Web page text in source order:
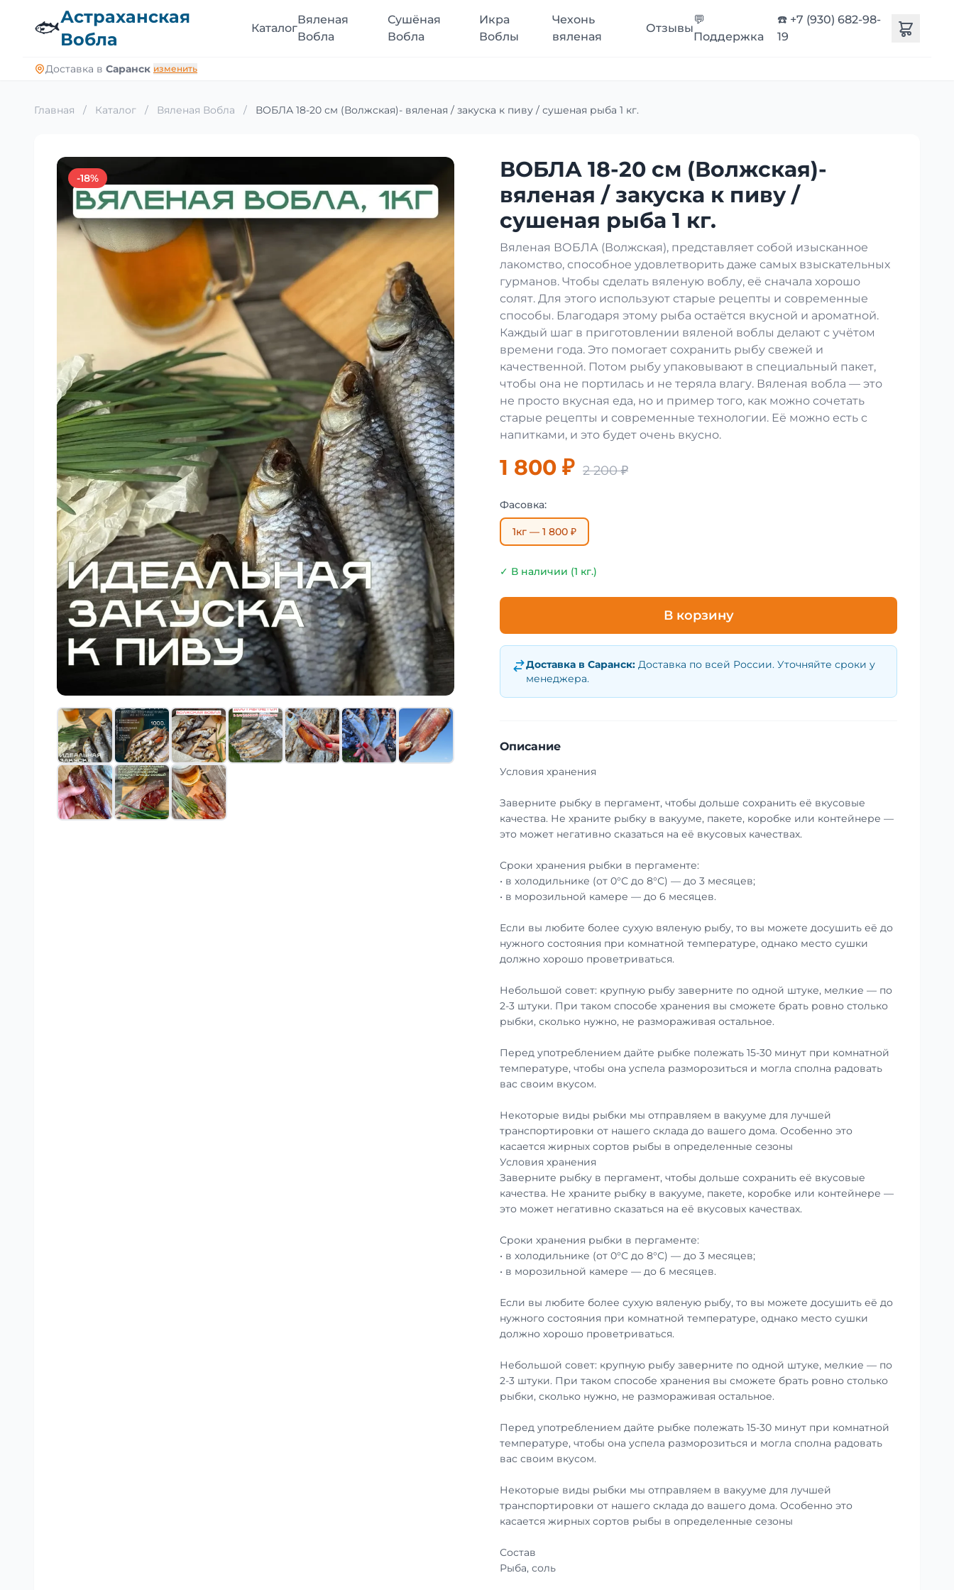
🐟Астраханская
Вобла
Каталог
Вяленая
Вобла
Сушёная
Вобла
Икра
Воблы
Чехонь
вяленая
Отзывы
💬
Поддержка
☎️ +7 (930) 682-98-
19
Доставка в Саранск изменить
Главная / Каталог / Вяленая Вобла / ВОБЛА 18-20 см (Волжская)- вяленая / закуска к пиву / сушеная рыба 1 кг.
-18%
ВОБЛА 18-20 см (Волжская)-
вяленая / закуска к пиву /
сушеная рыба 1 кг.
Вяленая ВОБЛА (Волжская), представляет собой изысканное
лакомство, способное удовлетворить даже самых взыскательных
гурманов. Чтобы сделать вяленую воблу, её сначала хорошо
солят. Для этого используют старые рецепты и современные
способы. Благодаря этому рыба остаётся вкусной и ароматной.
Каждый шаг в приготовлении вяленой воблы делают с учётом
времени года. Это помогает сохранить рыбу свежей и
качественной. Потом рыбу упаковывают в специальный пакет,
чтобы она не портилась и не теряла влагу. Вяленая вобла — это
не просто вкусная еда, но и пример того, как можно сочетать
старые рецепты и современные технологии. Её можно есть с
напитками, и это будет очень вкусно.
1 800 ₽ 2 200 ₽
Фасовка:
1кг — 1 800 ₽
✓ В наличии (1 кг.)
В корзину
Доставка в Саранск: Доставка по всей России. Уточняйте сроки у
менеджера.
Описание
Условия хранения
Заверните рыбку в пергамент, чтобы дольше сохранить её вкусовые
качества. Не храните рыбку в вакууме, пакете, коробке или контейнере —
это может негативно сказаться на её вкусовых качествах.
Сроки хранения рыбки в пергаменте:
• в холодильнике (от 0°С до 8°С) — до 3 месяцев;
• в морозильной камере — до 6 месяцев.
Если вы любите более сухую вяленую рыбу, то вы можете досушить её до
нужного состояния при комнатной температуре, однако место сушки
должно хорошо проветриваться.
Небольшой совет: крупную рыбу заверните по одной штуке, мелкие — по
2-3 штуки. При таком способе хранения вы сможете брать ровно столько
рыбки, сколько нужно, не размораживая остальное.
Перед употреблением дайте рыбке полежать 15-30 минут при комнатной
температуре, чтобы она успела разморозиться и могла сполна радовать
вас своим вкусом.
Некоторые виды рыбки мы отправляем в вакууме для лучшей
транспортировки от нашего склада до вашего дома. Особенно это
касается жирных сортов рыбы в определенные сезоны
Условия хранения
Заверните рыбку в пергамент, чтобы дольше сохранить её вкусовые
качества. Не храните рыбку в вакууме, пакете, коробке или контейнере —
это может негативно сказаться на её вкусовых качествах.
Сроки хранения рыбки в пергаменте:
• в холодильнике (от 0°С до 8°С) — до 3 месяцев;
• в морозильной камере — до 6 месяцев.
Если вы любите более сухую вяленую рыбу, то вы можете досушить её до
нужного состояния при комнатной температуре, однако место сушки
должно хорошо проветриваться.
Небольшой совет: крупную рыбу заверните по одной штуке, мелкие — по
2-3 штуки. При таком способе хранения вы сможете брать ровно столько
рыбки, сколько нужно, не размораживая остальное.
Перед употреблением дайте рыбке полежать 15-30 минут при комнатной
температуре, чтобы она успела разморозиться и могла сполна радовать
вас своим вкусом.
Некоторые виды рыбки мы отправляем в вакууме для лучшей
транспортировки от нашего склада до вашего дома. Особенно это
касается жирных сортов рыбы в определенные сезоны
Состав
Рыба, соль